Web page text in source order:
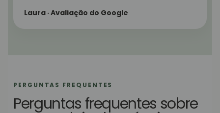
Laura · Avaliação do Google
PERGUNTAS FREQUENTES
Perguntas frequentes sobre